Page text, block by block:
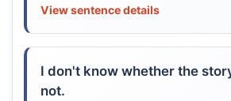
View sentence details
I don't know whether the
not.